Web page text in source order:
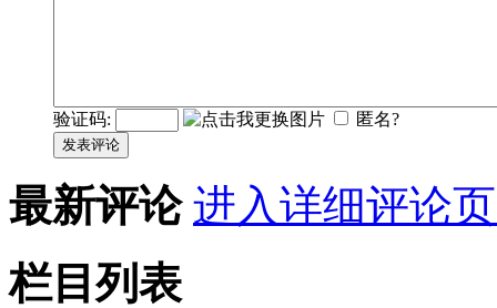
验证码: 匿名?
发表评论
最新评论 进入详细评论
栏目列表